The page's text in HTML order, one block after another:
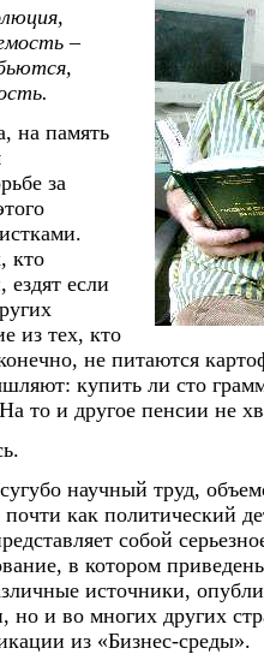
–
на память
за
кто
ездят если
из тех, кто
не питаются
купить ли сто
то и другое пенсии не
научный труд,
как политический
собой
в котором
источники,
но и во многих других
из «Бизнес-среды».